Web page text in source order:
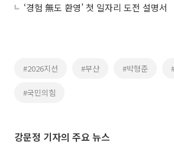
‘경험 無도 환영’ 첫 일자리 도전 설명서
#2026지선 #부산 #박형준
#국민의힘
강문정 기자의 주요 뉴스